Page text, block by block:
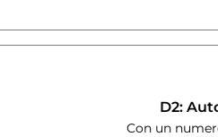
D2:
Con un